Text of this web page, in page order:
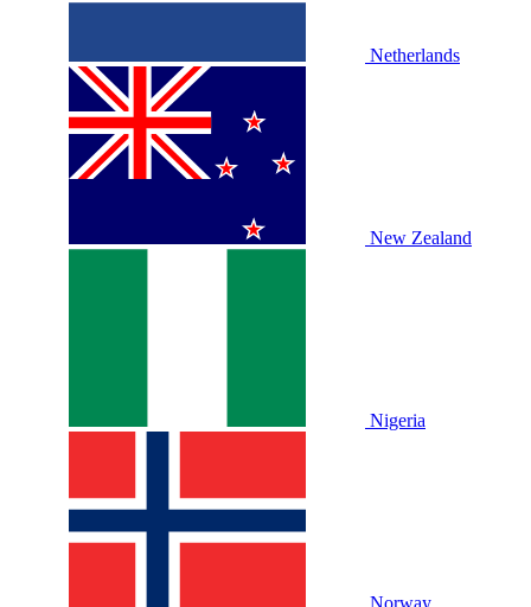
Netherlands
New Zealand
Nigeria
Norway